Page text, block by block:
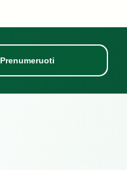
Prenumeruoti